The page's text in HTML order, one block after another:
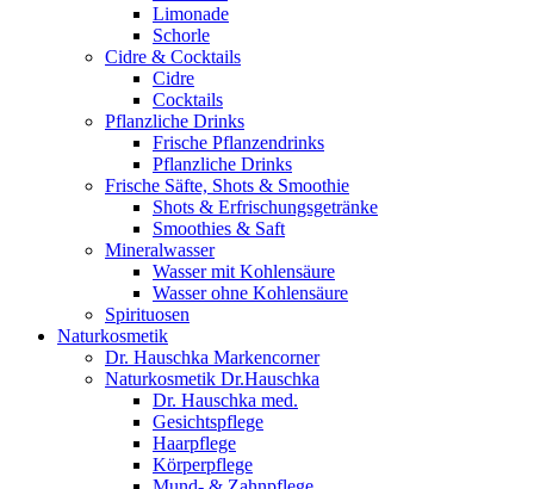
Limonade
Schorle
Cidre & Cocktails
Cidre
Cocktails
Pflanzliche Drinks
Frische Pflanzendrinks
Pflanzliche Drinks
Frische Säfte, Shots & Smoothie
Shots & Erfrischungsgetränke
Smoothies & Saft
Mineralwasser
Wasser mit Kohlensäure
Wasser ohne Kohlensäure
Spirituosen
Naturkosmetik
Dr. Hauschka Markencorner
Naturkosmetik Dr.Hauschka
Dr. Hauschka med.
Gesichtspflege
Haarpflege
Körperpflege